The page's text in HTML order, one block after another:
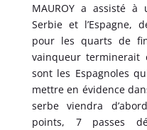
MAUROY a assisté
Serbie et l’Espagne,
pour les quarts de
vainqueur
sont les Espagnoles
mettre en évidence
serbe viendra
points, 7 passes